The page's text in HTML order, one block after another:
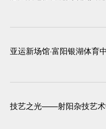
亚运新场馆·富阳银湖体育
技艺之光——射阳杂技艺